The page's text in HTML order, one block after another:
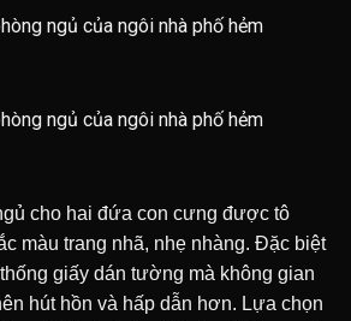
cho hai đứa con cưng được tô
màu trang nhã, nhẹ nhàng. Đặc biệt
giấy dán tường mà không gian
hút hồn và hấp dẫn hơn. Lựa chọn